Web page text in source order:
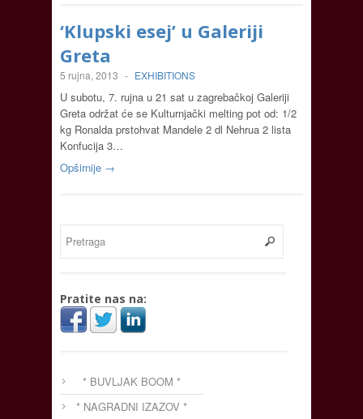
‘Klupski esej’ u Galeriji
Greta
5 rujna, 2013 - EXHIBITIONS
U subotu, 7. rujna u 21 sat u zagrebačkoj Galeriji
Greta održat će se Kulturnjački melting pot od: 1/2
kg Ronalda prstohvat Mandele 2 dl Nehrua 2 lista
Konfucija 3…
Opširnije →
Pratite nas na:
* BUVLJAK BOOM *
* NAGRADNI IZAZOV *